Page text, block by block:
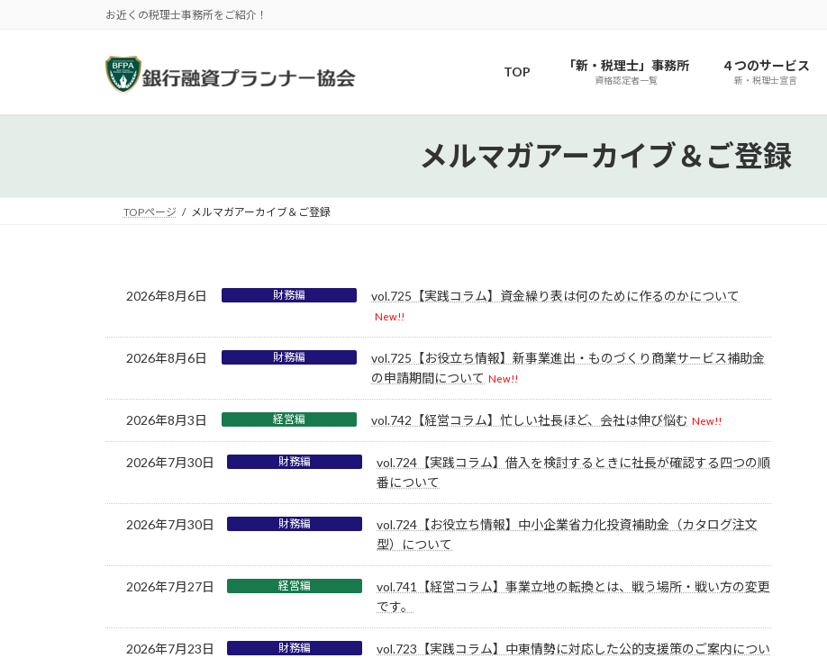
へ
ョ
お近くの税理士事務所をご紹介！
TOP 「新・税理士」事務所
資格認定者一覧
４つのサービス
新・税理士宣言
メルマガアーカイブ＆ご登録
TOPページ メルマガアーカイブ＆ご登録
2026年8月6日 財務編 vol.725【実践コラム】資金繰り表は何のために作るのかについて
New!!
2026年8月6日 財務編
vol.725【お役立ち情報】新事業進出・ものづくり商業サービス補助金
の申請期間について New!!
2026年8月3日 経営編 vol.742【経営コラム】忙しい社長ほど、会社は伸び悩む New!!
2026年7月30日 財務編
vol.724【実践コラム】借入を検討するときに社長が確認する四つの順
番について
2026年7月30日 財務編
vol.724【お役立ち情報】中小企業省力化投資補助金（カタログ注文
型）について
2026年7月27日 経営編
vol.741【経営コラム】事業立地の転換とは、戦う場所・戦い方の変更
です。
2026年7月23日 財務編
vol.723【実践コラム】中東情勢に対応した公的支援策のご案内につい